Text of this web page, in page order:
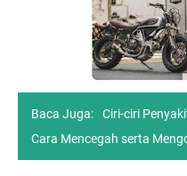
Baca Juga:
Ciri-ciri
Cara Mencegah serta